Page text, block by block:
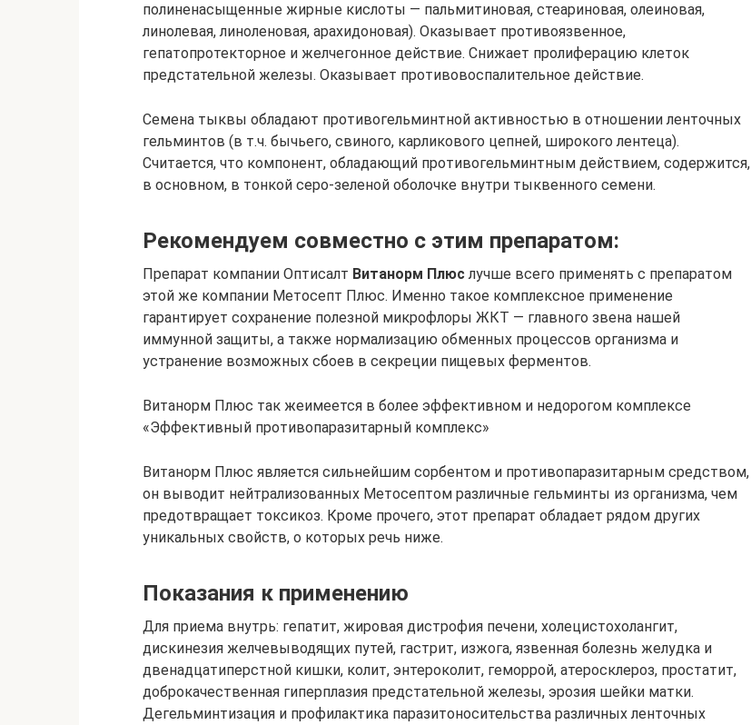
полиненасыщенные жирные кислоты — пальмитиновая, стеариновая, олеиновая,
линолевая, линоленовая, арахидоновая). Оказывает противоязвенное,
гепатопротекторное и желчегонное действие. Снижает пролиферацию клеток
предстательной железы. Оказывает противовоспалительное действие.
Семена тыквы обладают противогельминтной активностью в отношении ленточных
гельминтов (в т.ч. бычьего, свиного, карликового цепней, широкого лентеца).
Считается, что компонент, обладающий противогельминтным действием, содержится,
в основном, в тонкой серо-зеленой оболочке внутри тыквенного семени.
Рекомендуем совместно с этим препаратом:
Препарат компании Оптисалт Витанорм Плюслучше всего применять с препаратом
этой же компании Метосепт Плюс. Именно такое комплексное применение
гарантирует сохранение полезной микрофлоры ЖКТ — главного звена нашей
иммунной защиты, а также нормализацию обменных процессов организма и
устранение возможных сбоев в секреции пищевых ферментов.
Витанорм Плюс так жеимеется в более эффективном и недорогом комплексе
«Эффективный противопаразитарный комплекс»
Витанорм Плюс является сильнейшим сорбентом и противопаразитарным средством,
он выводит нейтрализованных Метосептом различные гельминты из организма, чем
предотвращает токсикоз. Кроме прочего, этот препарат обладает рядом других
уникальных свойств, о которых речь ниже.
Показания к применению
Для приема внутрь: гепатит, жировая дистрофия печени, холецистохолангит,
дискинезия желчевыводящих путей, гастрит, изжога, язвенная болезнь желудка и
двенадцатиперстной кишки, колит, энтероколит, геморрой, атеросклероз, простатит,
доброкачественная гиперплазия предстательной железы, эрозия шейки матки.
Дегельминтизация и профилактика паразитоносительства различных ленточных